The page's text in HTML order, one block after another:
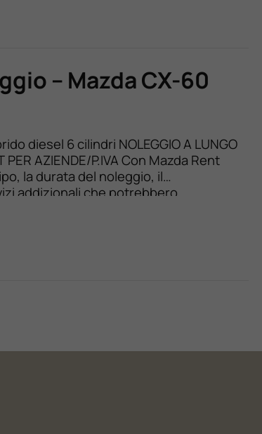
– Mazda CX-60
diesel 6 cilindri NOLEGGIO A LUNGO
PER AZIENDE/P.IVA Con Mazda Rent
la durata del noleggio, il
addizionali che potrebbero